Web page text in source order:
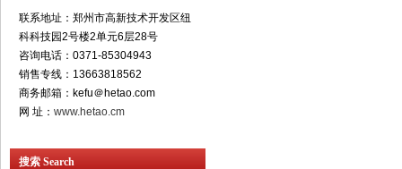
联系地址：郑州市高新技术开发区纽
科科技园2号楼2单元6层28号
咨询电话：0371-85304943
销售专线：13663818562
商务邮箱：kefu＠hetao.com
网 址： www.hetao.cm
搜索 Search